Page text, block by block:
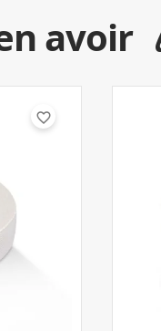
avoir
favorite_border